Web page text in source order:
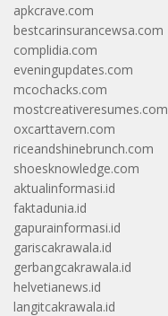
apkcrave.com
bestcarinsurancewsa.com
complidia.com
eveningupdates.com
mcochacks.com
mostcreativeresumes.com
oxcarttavern.com
riceandshinebrunch.com
shoesknowledge.com
aktualinformasi.id
faktadunia.id
gapurainformasi.id
gariscakrawala.id
gerbangcakrawala.id
helvetianews.id
langitcakrawala.id